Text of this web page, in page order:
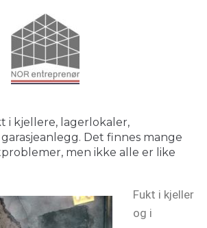
i kjellere, lagerlokaler,
Det finnes mange
men ikke alle er like
Fukt i kjeller
og i